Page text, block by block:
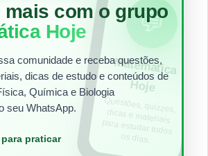
mais com o grupo
Hoje
comunidade e receba questões,
dicas de estudo e conteúdos de
Química e Biologia
seu WhatsApp.
praticar
💬
Matem
ática
Hoje
Questões, quizzes,
dicas e materiais
para estudar todos
os dias.